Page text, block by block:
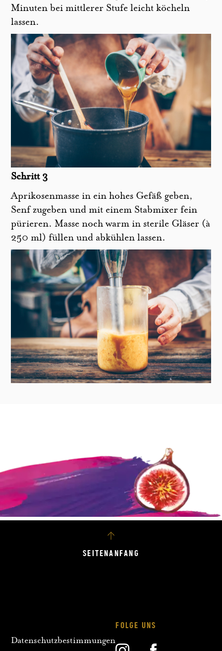
Minuten bei mittlerer Stufe leicht köcheln
lassen.
Schritt 3
Aprikosenmasse in ein hohes Gefäß geben,
Senf zugeben und mit einem Stabmixer fein
pürieren. Masse noch warm in sterile Gläser (à
250 ml) füllen und abkühlen lassen.
SEITENANFANG
Datenschutzbestimmungen
FOLGE UNS